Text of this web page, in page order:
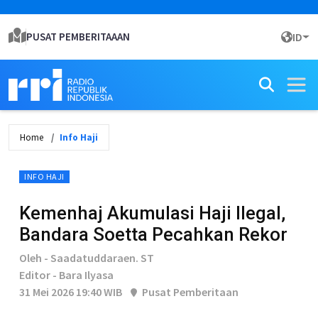
PUSAT PEMBERITAAAN ID
Home Info Haji
INFO HAJI
Kemenhaj Akumulasi Haji Ilegal,
Bandara Soetta Pecahkan Rekor
Oleh - Saadatuddaraen. ST
Editor - Bara Ilyasa
31 Mei 2026 19:40 WIB
Pusat Pemberitaan